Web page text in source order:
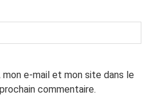
mon e-mail et mon site dans le
commentaire.